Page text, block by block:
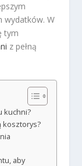
wydatków. W
tym
z pełną
kuchni?
kosztorys?
aby